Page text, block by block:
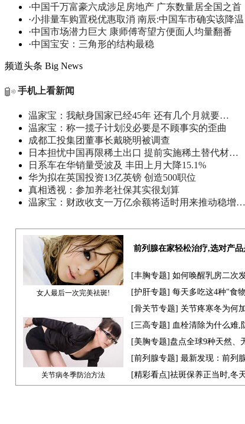
·中国千万富豪六成涉足房地产 广东数量居全国之首
·小排量车购置税优惠取消 南辰:中国车市确实该降温
·中国市场潜力巨大 康师傅寄望方便面人均量翻番
·中国宝安：三角形的结构最稳
频道头条 Big News
手机上看新闻
温家宝：我献身国家已经45年 还有几个月就要…
温家宝：称一揽子计划没必要是不顾事实的歪曲
成都工投集团董事长戴晓明被调查
日本担忧中国再限稀土出口 提前实施稀土替代材…
日系车在华销量受波及 丰田上月大降15.1%
华为拟在英国投资13亿英镑 创造500职位
真相透视：参加养老社保其实很划算
温家宝：财政收支一万亿余额将适时用来推动稳增…
女人最后一次完美祛斑!
前列腺在家轻松治疗,选对产
[丰胸专题] 如何唤醒乳房二次
[护肝专题] 每天多吃这4种"食
[骨关节专题] 关节疼寒冬为何
关节病冬季防治方法
[三高专题] 血栓清除为什么难,
[美胸专题]盘点全球9种天然、
[前列腺专题] 最新发现：前列
[精彩看点]祛斑保养正当时,冬